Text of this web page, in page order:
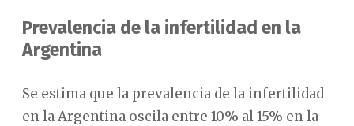
Prevalencia de la infertilidad en la
Argentina
Se estima que la prevalencia de la infertilidad
en la Argentina oscila entre 10% al 15% en la